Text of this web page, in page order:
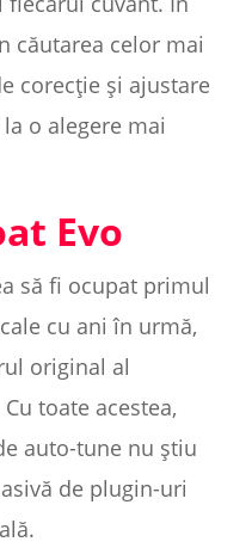
căutarea celor mai
corecție și ajustare
o alegere mai
Evo
să fi ocupat primul
cu ani în urmă,
original al
toate acestea,
auto-tune nu știu
de plugin-uri